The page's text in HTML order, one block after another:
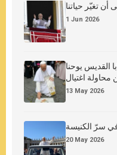
أن تغيّر حياتنا
1 Jun 2026
القديس يوحنا
محاولة اغتيال
13 May 2026
في سرّ الكنيسة
20 May 2026